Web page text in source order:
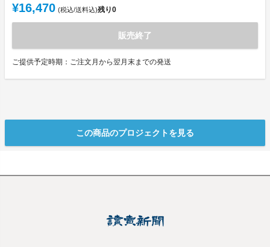
¥16,470 (税込/送料込)残り0
販売終了
ご提供予定時期：ご注文月から翌月末までの発送
この商品のプロジェクトを見る